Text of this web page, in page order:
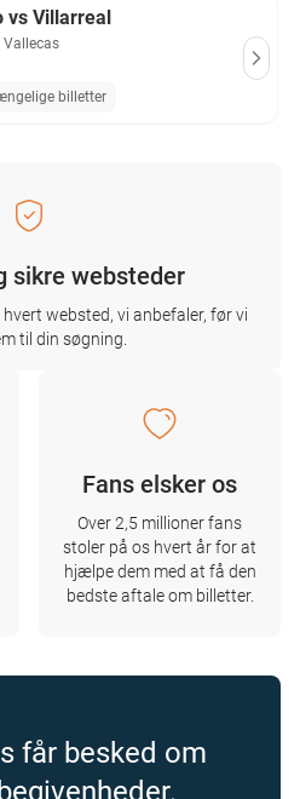
vs Villarreal
Vallecas
billetter
sikre websteder
websted, vi anbefaler, før vi
til din søgning.
Fans elsker os
Over 2,5 millioner fans
stoler på os hvert år for at
hjælpe dem med at få den
bedste aftale om billetter.
får besked om
begivenheder.